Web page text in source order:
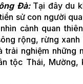
Đà: Tại đây du
sử con người
cảnh quan
rộng, rừng
trải nghiệm những
tộc Thái, Mường,